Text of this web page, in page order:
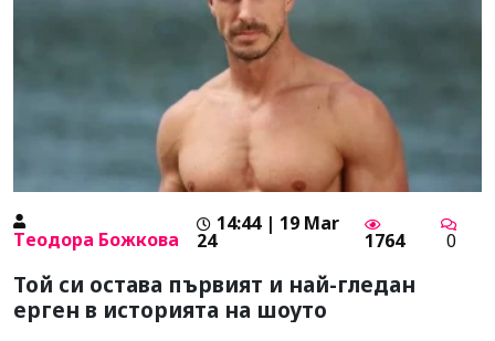
Tеодора Божкова
14:44 | 19 Mar
24 1764 0
Той си остава първият и най-гледан
ерген в историята на шоуто